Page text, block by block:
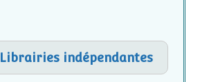
Librairies indépendantes